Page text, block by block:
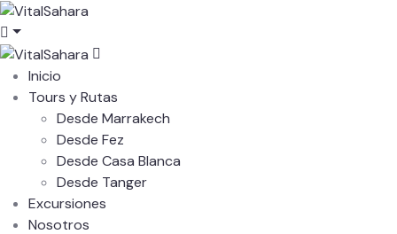
Inicio
Tours y Rutas
Desde Marrakech
Desde Fez
Desde Casa Blanca
Desde Tanger
Excursiones
Nosotros